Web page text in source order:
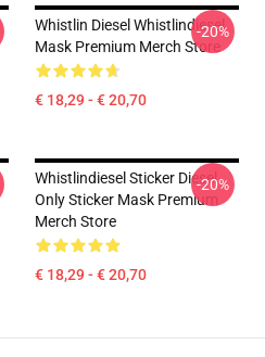
Whistlin Diesel Whistlindiesel
Mask Premium Merch Store
€ 18,29 - € 20,70
-20%
Whistlindiesel Sticker Diesel
Only Sticker Mask Premium
Merch Store
€ 18,29 - € 20,70
-20%